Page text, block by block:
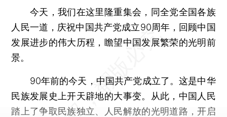
今天，我们在这里隆重集会，同全党全国各族
人民一道，庆祝中国共产党成立90周年，回顾中国
发展进步的伟大历程，瞻望中国发展繁荣的光明前
景。
90年前的今天，中国共产党成立了。这是中华
民族发展史上开天辟地的大事变。从此，中国人民
踏上了争取民族独立、人民解放的光明道路，开启